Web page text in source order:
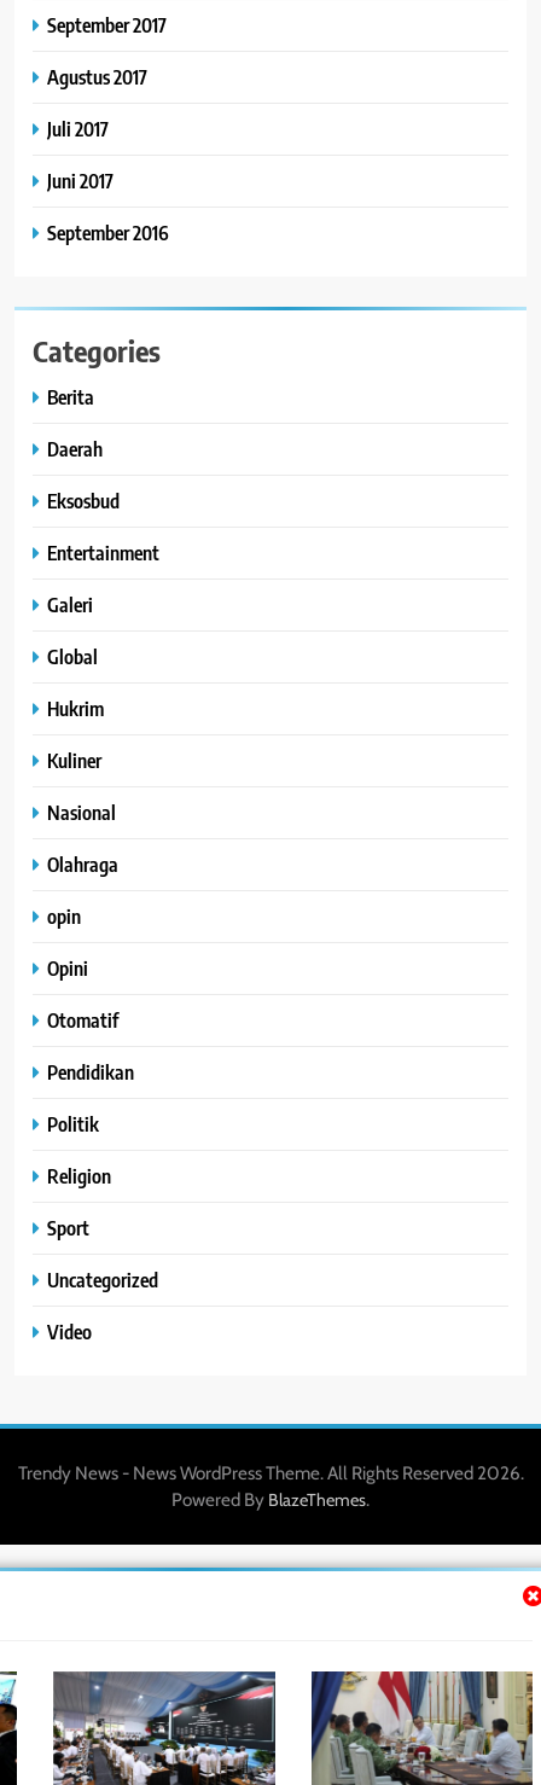
September 2017
Agustus 2017
Juli 2017
Juni 2017
September 2016
Categories
Berita
Daerah
Eksosbud
Entertainment
Galeri
Global
Hukrim
Kuliner
Nasional
Olahraga
opin
Opini
Otomatif
Pendidikan
Politik
Religion
Sport
Uncategorized
Video
Trendy News - News WordPress Theme. All Rights Reserved 2026.
Powered By BlazeThemes.